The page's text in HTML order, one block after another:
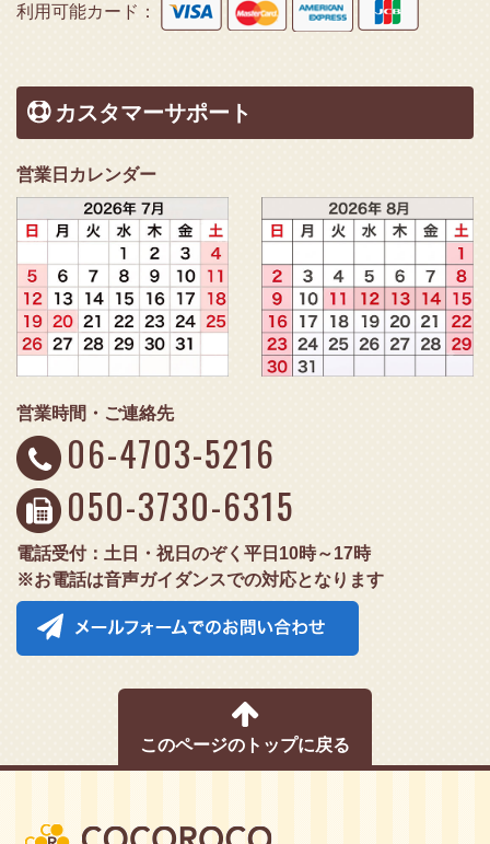
利用可能カード：
カスタマーサポート
営業日カレンダー
営業時間・ご連絡先
06-4703-5216
050-3730-6315
電話受付：土日・祝日のぞく平日10時～17時
※お電話は音声ガイダンスでの対応となります
このページのトップに戻る